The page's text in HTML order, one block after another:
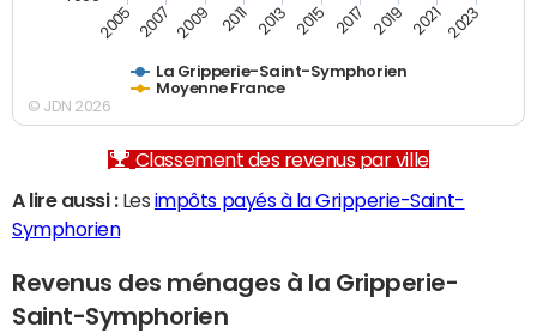
La Gripperie-Saint-Symphorien
Moyenne France
2005 2007 2009 2011 2013 2015 2017 2019 2021 2023
© JDN 2026
Classement des revenus par ville
A lire aussi :Les impôts payés à la Gripperie-Saint-
Symphorien
Revenus des ménages à la Gripperie-
Saint-Symphorien